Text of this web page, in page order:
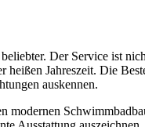
Der Service ist
heißen Jahreszeit. Die
auskennen.
modernen